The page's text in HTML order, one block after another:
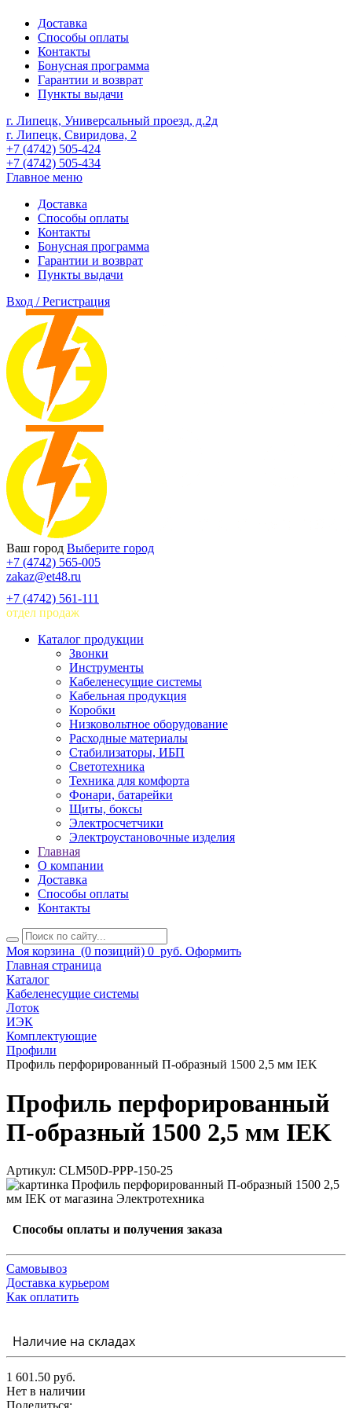
Доставка
Способы оплаты
Контакты
Бонусная программа
Гарантии и возврат
Пункты выдачи
г. Липецк, Универсальный проезд, д.2д
г. Липецк, Свиридова, 2
+7 (4742) 505-424
+7 (4742) 505-434
Главное меню
Доставка
Способы оплаты
Контакты
Бонусная программа
Гарантии и возврат
Пункты выдачи
Вход / Регистрация
Ваш город Выберите город
+7 (4742) 565-005
zakaz@et48.ru
+7 (4742) 561-111
отдел продаж
Каталог продукции
Звонки
Инструменты
Кабеленесущие системы
Кабельная продукция
Коробки
Низковольтное оборудование
Расходные материалы
Стабилизаторы, ИБП
Светотехника
Техника для комфорта
Фонари, батарейки
Щиты, боксы
Электросчетчики
Электроустановочные изделия
Главная
О компании
Доставка
Способы оплаты
Контакты
Моя корзина (0 позиций) 0 руб. Оформить
Главная страница
Каталог
Кабеленесущие системы
Лоток
ИЭК
Комплектующие
Профили
Профиль перфорированный П-образный 1500 2,5 мм IEK
Профиль перфорированный
П-образный 1500 2,5 мм IEK
Артикул: CLM50D-PPP-150-25
Способы оплаты и получения заказа
Самовывоз
Доставка курьером
Как оплатить
Наличие на складах
1 601.50 руб.
Нет в наличии
Поделиться: